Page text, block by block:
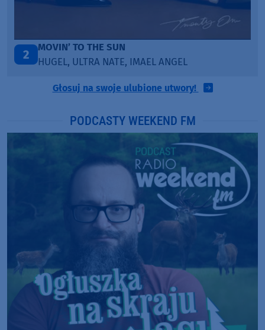
3
ITEPE ITEDE
SANAH
Głosuj na swoje ulubione utwory!
PODCASTY WEEKEND FM